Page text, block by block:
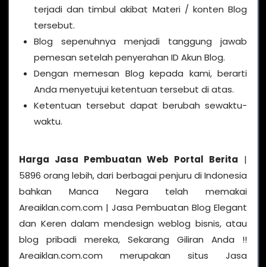
terjadi dan timbul akibat Materi / konten Blog
tersebut.
Blog sepenuhnya menjadi tanggung jawab
pemesan setelah penyerahan ID Akun Blog.
Dengan memesan Blog kepada kami, berarti
Anda menyetujui ketentuan tersebut di atas.
Ketentuan tersebut dapat berubah sewaktu-
waktu.
Harga Jasa Pembuatan Web Portal Berita |
5896 orang lebih, dari berbagai penjuru di Indonesia
bahkan Manca Negara telah memakai
Areaiklan.com.com | Jasa Pembuatan Blog Elegant
dan Keren dalam mendesign weblog bisnis, atau
blog pribadi mereka, Sekarang Giliran Anda !!
Areaiklan.com.com merupakan situs Jasa